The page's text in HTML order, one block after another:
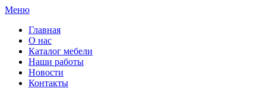
Меню
Главная
О нас
Каталог мебели
Наши работы
Новости
Контакты